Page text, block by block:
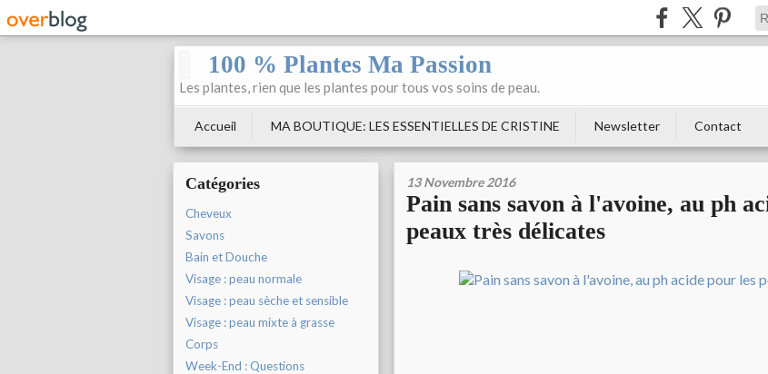
100 % Plantes Ma Passion
Les plantes, rien que les plantes pour tous vos soins de peau.
Accueil MA BOUTIQUE: LES ESSENTIELLES DE CRISTINE Newsletter Contact
Catégories
Cheveux
Savons
Bain et Douche
Visage : peau normale
Visage : peau sèche et sensible
Visage : peau mixte à grasse
Corps
Week-End : Questions
13 Novembre 2016
Pain sans savon à l'avoine, au ph
peaux très délicates